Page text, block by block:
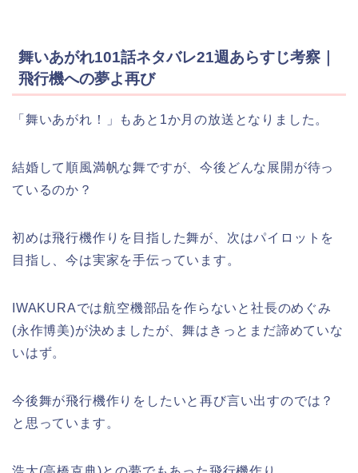
舞いあがれ101話ネタバレ21週あらすじ考察｜
飛行機への夢よ再び
「舞いあがれ！」もあと1か月の放送となりました。
結婚して順風満帆な舞ですが、今後どんな展開が待っ
ているのか？
初めは飛行機作りを目指した舞が、次はパイロットを
目指し、今は実家を手伝っています。
IWAKURAでは航空機部品を作らないと社長のめぐみ
(永作博美)が決めましたが、舞はきっとまだ諦めていな
いはず。
今後舞が飛行機作りをしたいと再び言い出すのでは？
と思っています。